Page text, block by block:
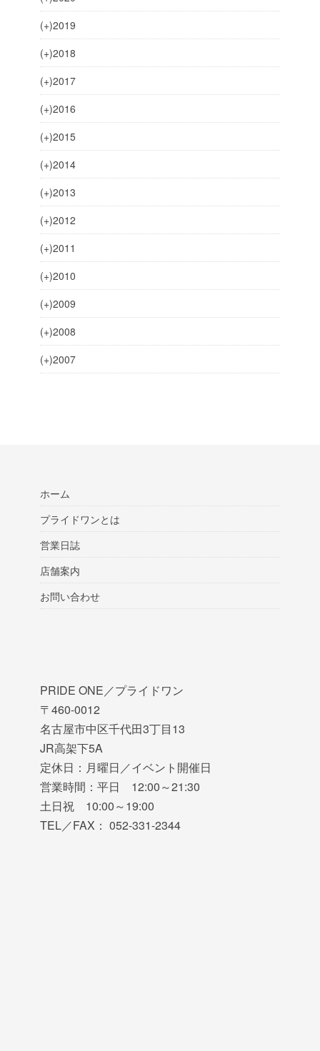
(+)2019
(+)2018
(+)2017
(+)2016
(+)2015
(+)2014
(+)2013
(+)2012
(+)2011
(+)2010
(+)2009
(+)2008
(+)2007
ホーム
プライドワンとは
営業日誌
店舗案内
お問い合わせ
PRIDE ONE／プライドワン
〒460-0012
名古屋市中区千代田3丁目13
JR高架下5A
定休日：月曜日／イベント開催日
営業時間：平日 12:00～21:30
土日祝 10:00～19:00
TEL／FAX： 052-331-2344